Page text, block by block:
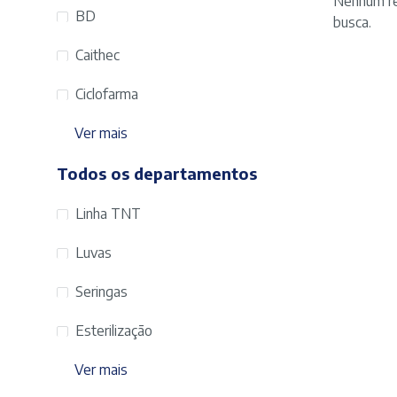
BD
Caithec
Ciclofarma
Ver mais
Todos os departamentos
Linha TNT
Luvas
Seringas
Esterilização
Ver mais
busca.